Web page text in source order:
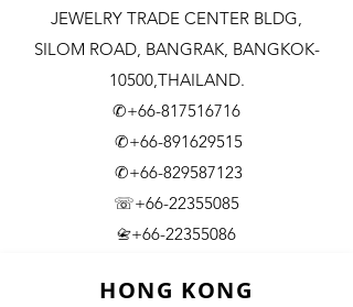
JEWELRY TRADE CENTER BLDG,
SILOM ROAD, BANGRAK, BANGKOK-
10500,THAILAND.
✆+66-817516716
✆+66-891629515
✆+66-829587123
☏+66-22355085
📇​+66-22355086
HONG KONG